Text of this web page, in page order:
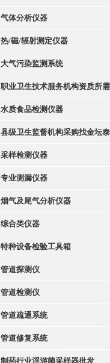
气体分析仪器
热/磁/辐射测定仪器
大气污染监测系统
水质食品检测仪器
采样检测仪器
专业测漏仪器
烟气及尾气分析仪器
综合类仪器
特种设备检验工具箱
管道探测仪
管道检测仪
管道疏通系统
管道修复系统
制药行业浮游菌采样器批发